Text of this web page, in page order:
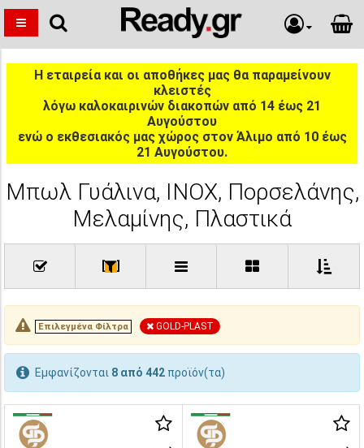
Η εταιρεία και οι αποθήκες μας θα παραμείνουν
κλειστές
λόγω καλοκαιρινών διακοπών από 14 έως 21
Αυγούστου
ενώ ο εκθεσιακός μας χώρος στον Άλιμο από 10 έως
21 Αυγούστου.
Μπωλ Γυάλινα, INOX, Πορσελάνης,
Μελαμίνης, Πλαστικά
[ ]
Επιλεγμένα Φίλτρα GOLD-PLAST
Εμφανίζονται 8 από 442 προϊόν(τα)